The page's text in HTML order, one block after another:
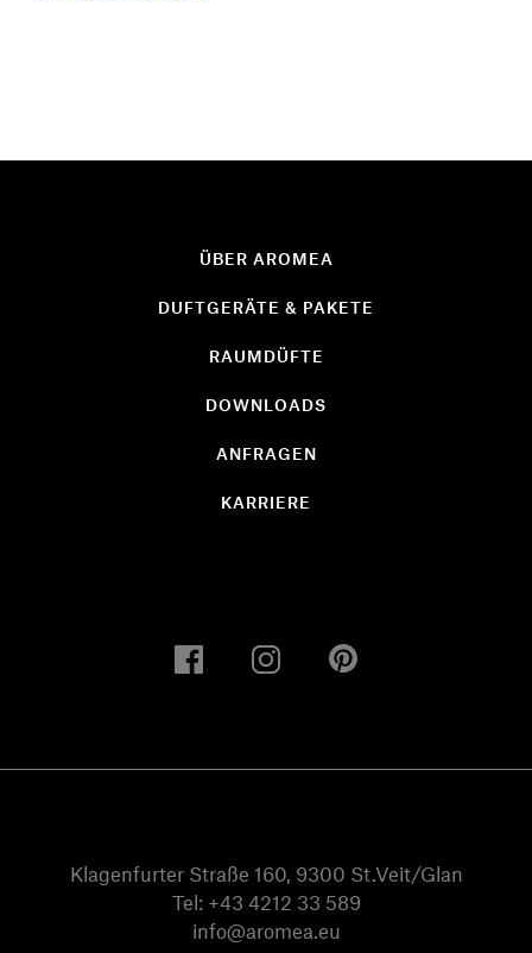
ÜBER AROMEA
DUFTGERÄTE & PAKETE
RAUMDÜFTE
DOWNLOADS
ANFRAGEN
KARRIERE
Klagenfurter Straße 160, 9300 St.Veit/Glan
Tel: +43 4212 33 589
info@aromea.eu